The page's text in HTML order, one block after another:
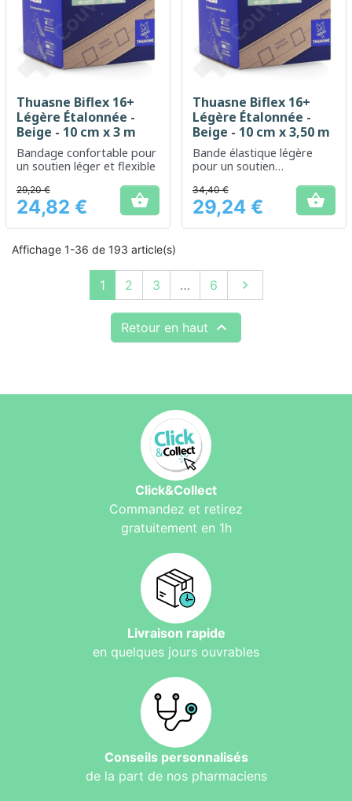
Thuasne Biflex 16+
Légère Étalonnée -
Beige - 10 cm x 3 m
Bandage confortable pour
un soutien léger et flexible
Prix
29,20 €
24,82 € 
Thuasne Biflex 16+
Légère Étalonnée -
Beige - 10 cm x 3,50 m
Bande élastique légère
pour un soutien
compression efficace
Prix
34,40 €
29,24 € 
Affichage 1-36 de 193 article(s)
1 2 3 … 6 Suivant

Retour en haut 
Click&Collect
Commandez et retirez
gratuitement en 1h
Livraison rapide
en quelques jours ouvrables
Conseils personnalisés
de la part de nos pharmaciens